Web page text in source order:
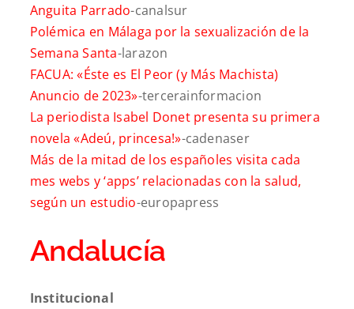
Anguita Parrado-canalsur
Polémica en Málaga por la sexualización de la
Semana Santa-larazon
FACUA: «Éste es El Peor (y Más Machista)
Anuncio de 2023»-tercerainformacion
La periodista Isabel Donet presenta su primera
novela «Adeú, princesa!»-cadenaser
Más de la mitad de los españoles visita cada
mes webs y ‘apps’ relacionadas con la salud,
según un estudio-europapress
Andalucía
Institucional